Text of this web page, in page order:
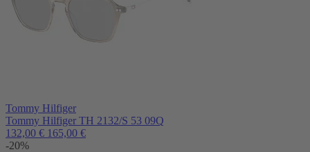
Tommy Hilfiger
Tommy Hilfiger TH 2132/S 53 09Q
132,00 € 165,00 €
-20%